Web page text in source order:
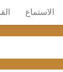
الاستماع